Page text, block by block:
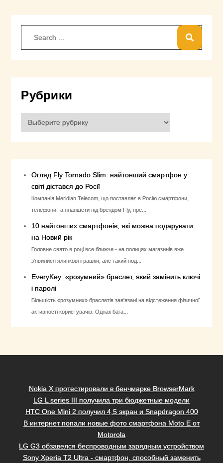
Рубрики
Рубрики
Огляд Fly Tornado Slim: найтонший смартфон у
світі дістався до Росії
Компанія Meridian Telecom, що поставляє в Росію смартфони,
телефони та планшети під брендом Fly, пре...
10 найтонших смартфонів, які можна подарувати
на Новий рік
Головне свято в році все ближче - на полицях магазинів вже
з'явилися ялинкові іграшки, але такий под...
EveryKey: «розумний» браслет, який замінить ключі
і паролі
Більшість «розумних» браслетів зав'язані на відстеження фізичної
активності користувачів. Однак бага...
Nokia X протестировали в бенчмарке BrowserMark
LG L series III получила три бюджетные модели
HTC One Mini 2 получил 4,5 экран и Snapdragon 400
В интернет попали новые фото смартфона Moto E от
Motorola
LG G3 обзавелся беспроводным зарядным устройством
Sony Xperia T2 Ultra - смартфон, способный заменить